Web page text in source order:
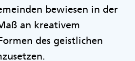
bewiesen in der
an kreativem
des geistlichen